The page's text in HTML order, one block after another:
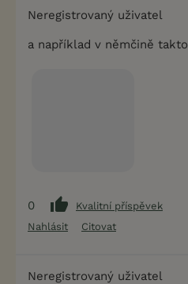
Neregistrovaný uživatel
a například v němčině takto
0
Kvalitní příspěvek
Nahlásit
Citovat
Neregistrovaný uživatel